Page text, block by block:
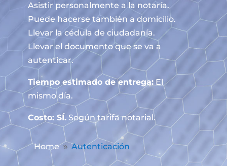
Asistir personalmente a la notaría.
Puede hacerse también a domicilio.
Llevar la cédula de ciudadanía.
Llevar el documento que se va a
autenticar.
Tiempo estimado de entrega:El
mismo día.
Costo: SÍ.Según tarifa notarial.
Home 9 Autenticación